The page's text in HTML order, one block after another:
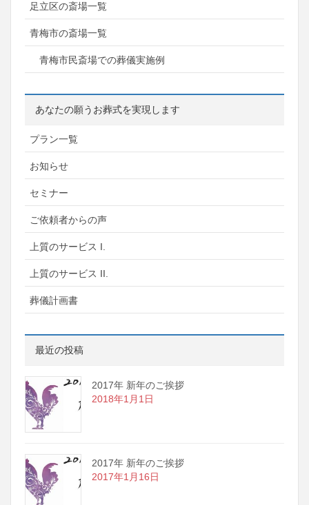
足立区の斎場一覧
青梅市の斎場一覧
青梅市民斎場での葬儀実施例
あなたの願うお葬式を実現します
プラン一覧
お知らせ
セミナー
ご依頼者からの声
上質のサービス I.
上質のサービス II.
葬儀計画書
最近の投稿
2017年 新年のご挨拶
2018年1月1日
2017年 新年のご挨拶
2017年1月16日